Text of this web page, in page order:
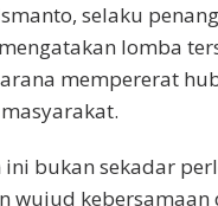
selaku
lomba
mempererat
ini bukan sekadar
wujud